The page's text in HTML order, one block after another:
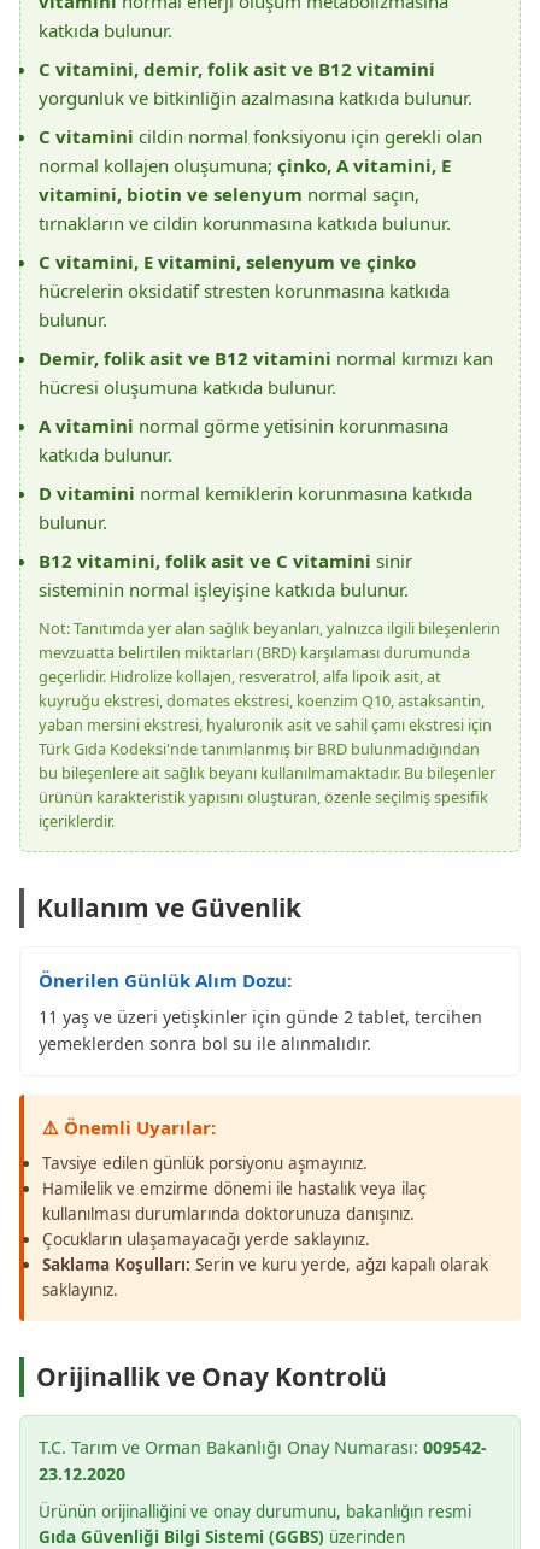
katkıda bulunur.
C vitamini, demir, folik asit ve B12 vitamini
yorgunluk ve bitkinliğin azalmasına katkıda bulunur.
C vitamini cildin normal fonksiyonu için gerekli olan
normal kollajen oluşumuna; çinko, A vitamini, E
vitamini, biotin ve selenyum normal saçın,
tırnakların ve cildin korunmasına katkıda bulunur.
C vitamini, E vitamini, selenyum ve çinko
hücrelerin oksidatif stresten korunmasına katkıda
bulunur.
Demir, folik asit ve B12 vitamini normal kırmızı kan
hücresi oluşumuna katkıda bulunur.
A vitamini normal görme yetisinin korunmasına
katkıda bulunur.
D vitamini normal kemiklerin korunmasına katkıda
bulunur.
B12 vitamini, folik asit ve C vitamini sinir
sisteminin normal işleyişine katkıda bulunur.
Not: Tanıtımda yer alan sağlık beyanları, yalnızca ilgili bileşenlerin
mevzuatta belirtilen miktarları (BRD) karşılaması durumunda
geçerlidir. Hidrolize kollajen, resveratrol, alfa lipoik asit, at
kuyruğu ekstresi, domates ekstresi, koenzim Q10, astaksantin,
yaban mersini ekstresi, hyaluronik asit ve sahil çamı ekstresi için
Türk Gıda Kodeksi'nde tanımlanmış bir BRD bulunmadığından
bu bileşenlere ait sağlık beyanı kullanılmamaktadır. Bu bileşenler
ürünün karakteristik yapısını oluşturan, özenle seçilmiş spesifik
içeriklerdir.
Kullanım ve Güvenlik
Önerilen Günlük Alım Dozu:
11 yaş ve üzeri yetişkinler için günde 2 tablet, tercihen
yemeklerden sonra bol su ile alınmalıdır.
⚠️ Önemli Uyarılar:
Tavsiye edilen günlük porsiyonu aşmayınız.
Hamilelik ve emzirme dönemi ile hastalık veya ilaç
kullanılması durumlarında doktorunuza danışınız.
Çocukların ulaşamayacağı yerde saklayınız.
Saklama Koşulları: Serin ve kuru yerde, ağzı kapalı olarak
saklayınız.
Orijinallik ve Onay Kontrolü
T.C. Tarım ve Orman Bakanlığı Onay Numarası: 009542-
23.12.2020
Ürünün orijinalliğini ve onay durumunu, bakanlığın resmi
Gıda Güvenliği Bilgi Sistemi (GGBS) üzerinden